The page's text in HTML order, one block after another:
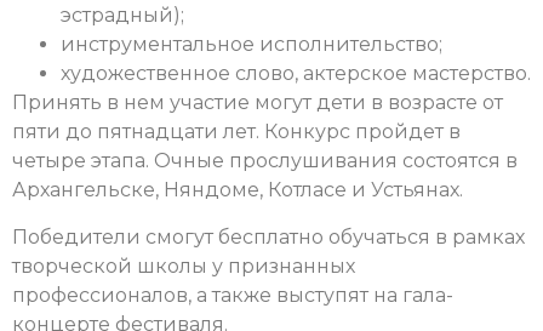
эстрадный);
инструментальное исполнительство;
художественное слово, актерское мастерство.
Принять в нем участие могут дети в возрасте от
пяти до пятнадцати лет. Конкурс пройдет в
четыре этапа. Очные прослушивания состоятся в
Архангельске, Няндоме, Котласе и Устьянах.
Победители смогут бесплатно обучаться в рамках
творческой школы у признанных
профессионалов, а также выступят на гала-
концерте фестиваля.